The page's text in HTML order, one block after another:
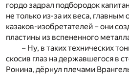
гордо задрал подбородок
не только из-за их веса, главным
казаков-изобретателей – они
пластины из вспененного
– Ну, в таких технических
скосив глаз на державшегося в
Ронина, дёрнул плечами